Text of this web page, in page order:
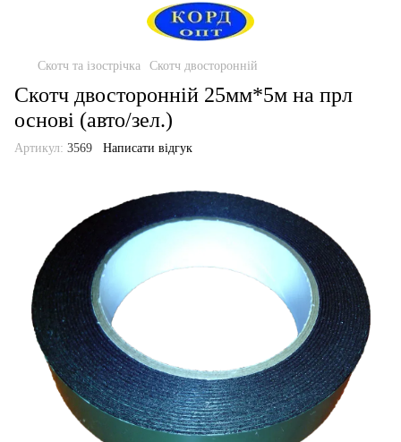
Скотч та ізострічка Скотч двосторонній
Скотч двосторонній 25мм*5м на прл
основі (авто/зел.)
Артикул: 3569 Написати відгук